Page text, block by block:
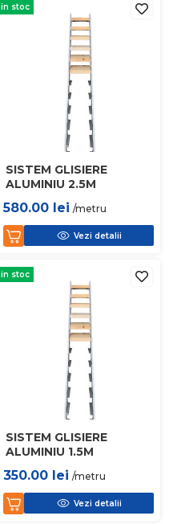
in stoc
SISTEM GLISIERE
ALUMINIU 2.5M
580.00 lei /metru
Vezi detalii
in stoc
SISTEM GLISIERE
ALUMINIU 1.5M
350.00 lei /metru
Vezi detalii